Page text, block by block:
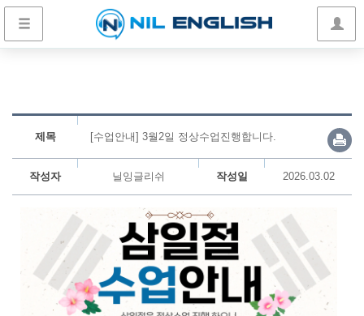
제목 [수업안내] 3월2일 정상수업진행합니다.
작성자 닐잉글리쉬 작성일 2026.03.02